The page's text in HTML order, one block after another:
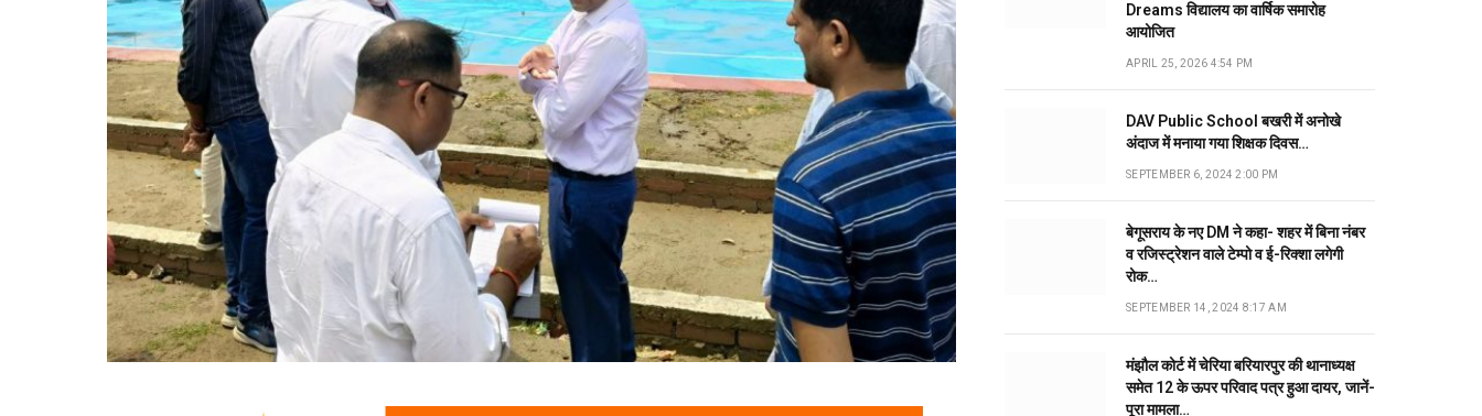
Dreams विद्यालय का वार्षिक समारोह
आयोजित
APRIL 25, 2026 4:54 PM
DAV Public School बखरी में अनोखे
अंदाज में मनाया गया शिक्षक दिवस…
SEPTEMBER 6, 2024 2:00 PM
बेगूसराय के नए DM ने कहा- शहर में बिना नंबर
व रजिस्ट्रेशन वाले टेम्पो व ई-रिक्शा लगेगी
रोक…
SEPTEMBER 14, 2024 8:17 AM
मंझौल कोर्ट में चेरिया बरियारपुर की थानाध्यक्ष
समेत 12 के ऊपर परिवाद पत्र हुआ दायर, जानें-
पूरा मामला…